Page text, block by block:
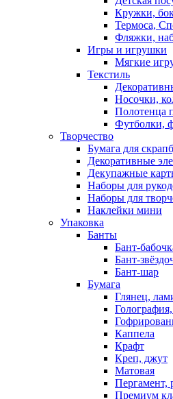
Кружки,
Термоса,
Фляжки,
Игры и игрушки
Мягкие
Текстиль
Носочки,
Полотенца
Футболки,
Творчество
Бумага для
Декоративные
Декупажные
Наборы для
Наборы для
Наклейки мини
Упаковка
Банты
Бант-
Бант-
Бант-шар
Бумага
Глянец,
Каппела
Крафт
Креп, джут
Матовая
Пергамент,
Премиум